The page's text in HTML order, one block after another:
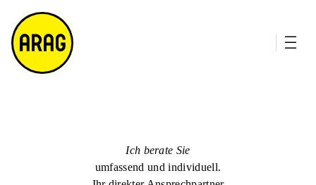
m
a
p
Ich berate Sie
umfassend und individuell.